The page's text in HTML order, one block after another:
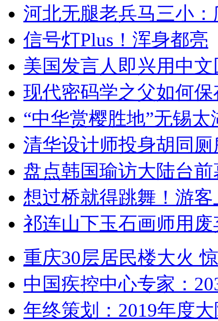
河北无腿老兵马三小
信号灯Plus！浑身都亮
美国发言人即兴用中
现代密码学之父如何
“中华赏樱胜地”无锡
清华设计师投身胡同
盘点韩国瑜访大陆台
想过桥就得跳舞！游客
祁连山下玉石画师用
重庆30层居民楼大火
中国疾控中心专家：
年终策划：2019年度